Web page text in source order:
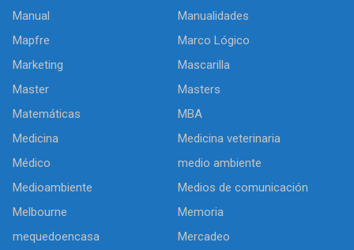
Manual
Manualidades
Mapfre
Marco Lógico
Marketing
Mascarilla
Master
Masters
Matemáticas
MBA
Medicina
Medicina veterinaria
Médico
medio ambiente
Medioambiente
Medios de comunicación
Melbourne
Memoria
mequedoencasa
Mercadeo